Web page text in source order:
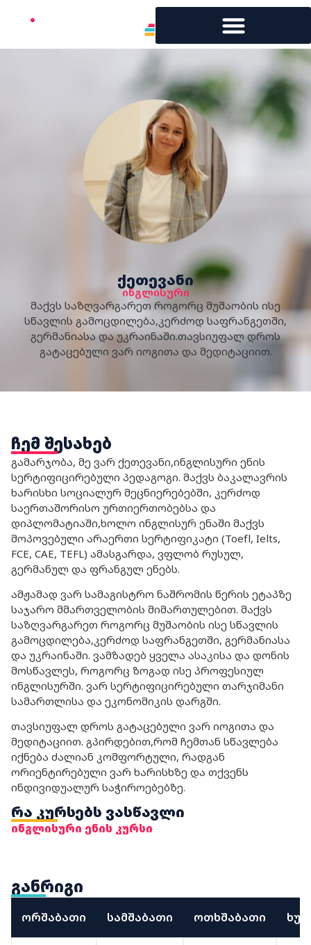
ქეთევანი
ინგლისური
მაქვს საზღვარგარეთ როგორც მუშაობის ისე
სწავლის გამოცდილება,კერძოდ საფრანგეთში,
გერმანიასა და უკრაინაში.თავსიუფალ დროს
გატაცებული ვარ იოგითა და მედიტაციით.
ჩემ შესახებ
გამარჯობა, მე ვარ ქეთევანი,ინგლისური ენის
სერტიფიცირებული პედაგოგი. მაქვს ბაკალავრის
ხარისხი სოციალურ მეცნიერებებში, კერძოდ
საერთაშორისო ურთიერთობებსა და
დიპლომატიაში,ხოლო ინგლისურ ენაში მაქვს
მოპოვებული არაერთი სერტიფიკატი (Toefl, Ielts,
FCE, CAE, TEFL) ამასგარდა, ვფლობ რუსულ,
გერმანულ და ფრანგულ ენებს.
ამჟამად ვარ სამაგისტრო ნაშრომის წერის ეტაპზე
საჯარო მმართველობის მიმართულებით. მაქვს
საზღვარგარეთ როგორც მუშაობის ისე სწავლის
გამოცდილება,კერძოდ საფრანგეთში, გერმანიასა
და უკრაინაში. ვამზადებ ყველა ასაკისა და დონის
მოსწავლეს, როგორც ზოგად ისე პროფესიულ
ინგლისურში. ვარ სერტიფიცირებული თარჯიმანი
სამართლისა და ეკონომიკის დარგში.
თავსიუფალ დროს გატაცებული ვარ იოგითა და
მედიტაციით. გპირდებით,რომ ჩემთან სწავლება
იქნება ძალიან კომფორტული, რადგან
ორიენტირებული ვარ ხარისხზე და თქვენს
ინდივიდუალურ საჭიროებებზე.
რა კურსებს ვასწავლი
ინგლისური ენის კურსი
განრიგი
ორშაბათი სამშაბათი ოთხშაბათი